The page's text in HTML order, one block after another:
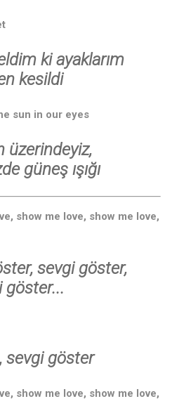
ki ayaklarım
kesildi
sun in our eyes
üzerindeyiz,
güneş ışığı
show me love, show me love,
sevgi göster,
göster...
sevgi göster
show me love, show me love,